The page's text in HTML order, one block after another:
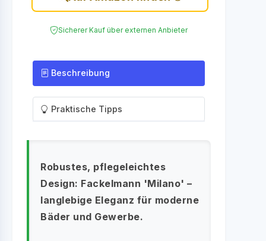
Sicherer Kauf über externen Anbieter
Beschreibung
Praktische Tipps
Robustes, pflegeleichtes
Design: Fackelmann 'Milano' –
langlebige Eleganz für moderne
Bäder und Gewerbe.